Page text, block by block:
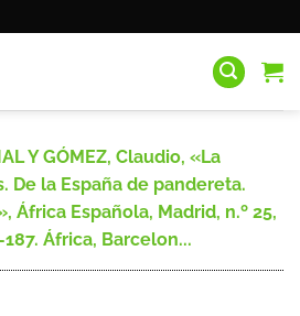
Y GÓMEZ, Claudio, «La
De la España de pandereta.
África Española, Madrid, n.º 25,
África, Barcelon...